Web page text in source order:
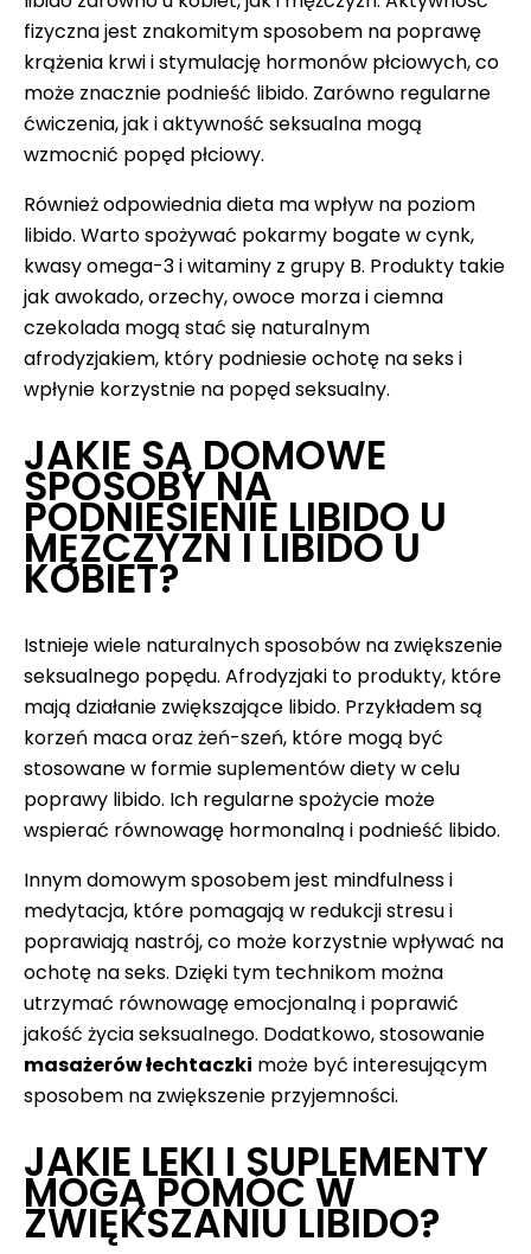
fizyczna jest znakomitym sposobem na poprawę
krążenia krwi i stymulację hormonów płciowych, co
może znacznie podnieść libido. Zarówno regularne
ćwiczenia, jak i aktywność seksualna mogą
wzmocnić popęd płciowy.
Również odpowiednia dieta ma wpływ na poziom
libido. Warto spożywać pokarmy bogate w cynk,
kwasy omega-3 i witaminy z grupy B. Produkty takie
jak awokado, orzechy, owoce morza i ciemna
czekolada mogą stać się naturalnym
afrodyzjakiem, który podniesie ochotę na seks i
wpłynie korzystnie na popęd seksualny.
JAKIE SĄ DOMOWE
SPOSOBY NA
PODNIESIENIE LIBIDO U
MĘŻCZYZN I LIBIDO U
KOBIET?
Istnieje wiele naturalnych sposobów na zwiększenie
seksualnego popędu. Afrodyzjaki to produkty, które
mają działanie zwiększające libido. Przykładem są
korzeń maca oraz żeń-szeń, które mogą być
stosowane w formie suplementów diety w celu
poprawy libido. Ich regularne spożycie może
wspierać równowagę hormonalną i podnieść libido.
Innym domowym sposobem jest mindfulness i
medytacja, które pomagają w redukcji stresu i
poprawiają nastrój, co może korzystnie wpływać na
ochotę na seks. Dzięki tym technikom można
utrzymać równowagę emocjonalną i poprawić
jakość życia seksualnego. Dodatkowo, stosowanie
masażerów łechtaczki może być interesującym
sposobem na zwiększenie przyjemności.
JAKIE LEKI I SUPLEMENTY
MOGĄ POMÓC W
ZWIĘKSZANIU LIBIDO?